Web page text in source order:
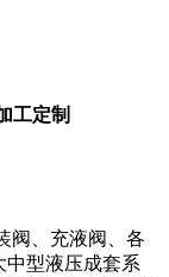
工定制
阀、充液阀、各
中型液压成套系